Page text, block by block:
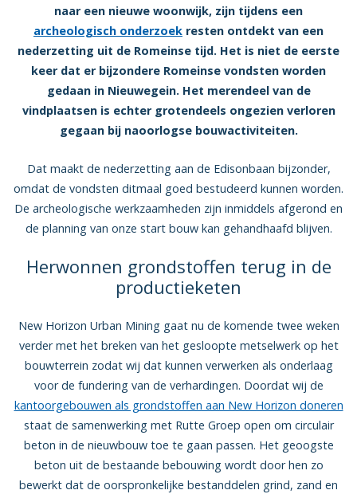
naar een nieuwe woonwijk, zijn tijdens een
archeologisch onderzoek resten ontdekt van een
nederzetting uit de Romeinse tijd. Het is niet de eerste
keer dat er bijzondere Romeinse vondsten worden
gedaan in Nieuwegein. Het merendeel van de
vindplaatsen is echter grotendeels ongezien verloren
gegaan bij naoorlogse bouwactiviteiten.
Dat maakt de nederzetting aan de Edisonbaan bijzonder,
omdat de vondsten ditmaal goed bestudeerd kunnen worden.
De archeologische werkzaamheden zijn inmiddels afgerond en
de planning van onze start bouw kan gehandhaafd blijven.
Herwonnen grondstoffen terug in de
productieketen
New Horizon Urban Mining gaat nu de komende twee weken
verder met het breken van het gesloopte metselwerk op het
bouwterrein zodat wij dat kunnen verwerken als onderlaag
voor de fundering van de verhardingen. Doordat wij de
kantoorgebouwen als grondstoffen aan New Horizon doneren
staat de samenwerking met Rutte Groep open om circulair
beton in de nieuwbouw toe te gaan passen. Het geoogste
beton uit de bestaande bebouwing wordt door hen zo
bewerkt dat de oorspronkelijke bestanddelen grind, zand en